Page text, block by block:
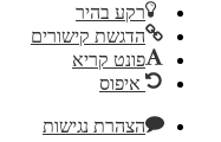
רקע בהיר
הדגשת קישורים
פונט קריא
איפוס
הצהרת נגישות